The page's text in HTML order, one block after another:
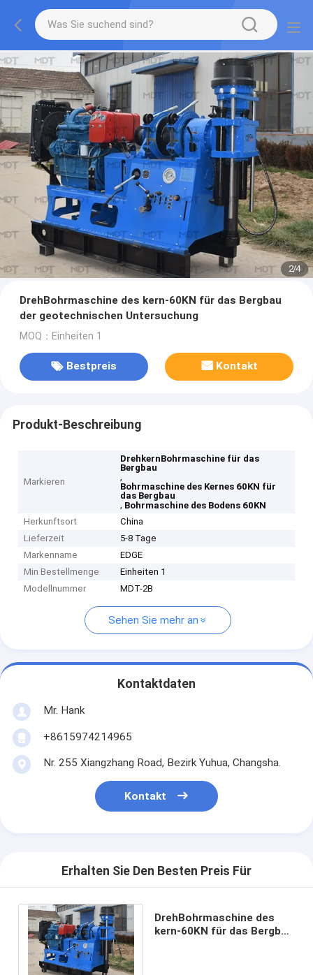
2/4
DrehBohrmaschine des kern-60KN für das Bergbau
der geotechnischen Untersuchung
MOQ：Einheiten 1
Bestpreis Kontakt
Produkt-Beschreibung
Markieren
DrehkernBohrmaschine für das
Bergbau
,
Bohrmaschine des Kernes 60KN für
das Bergbau
, Bohrmaschine des Bodens 60KN
Herkunftsort
China
Lieferzeit
5-8 Tage
Markenname
EDGE
Min Bestellmenge
Einheiten 1
Modellnummer
MDT-2B
Sehen Sie mehr an
Kontaktdaten
Mr. Hank
+8615974214965
Nr. 255 Xiangzhang Road, Bezirk Yuhua, Changsha.
Kontakt
Erhalten Sie Den Besten Preis Für
DrehBohrmaschine des
kern-60KN für das Bergbau